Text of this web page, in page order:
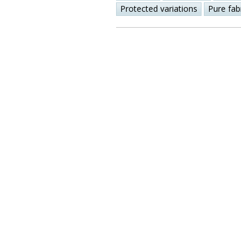
Protected variations
Pure